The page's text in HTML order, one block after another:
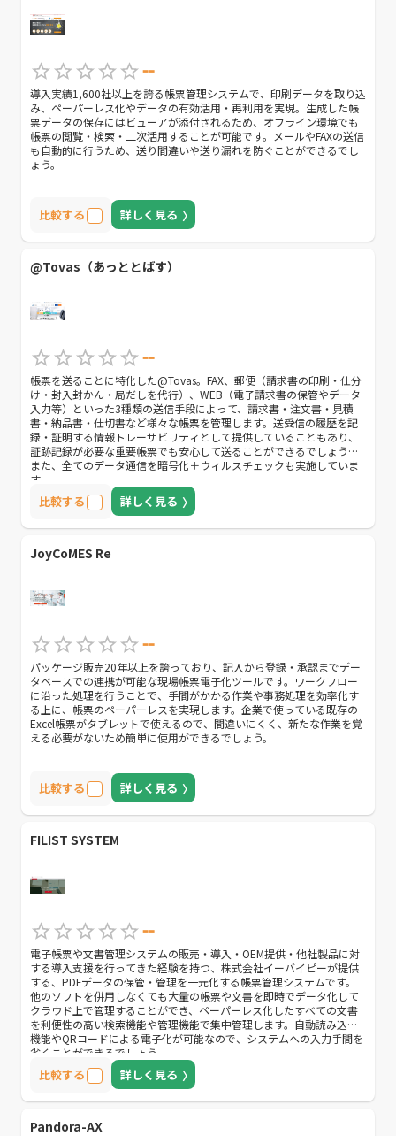
--
導入実績1,600社以上を誇る帳票管理システムで、印刷データを取り込
み、ペーパーレス化やデータの有効活用・再利用を実現。生成した帳
票データの保存にはビューアが添付されるため、オフライン環境でも
帳票の閲覧・検索・二次活用することが可能です。メールやFAXの送信
も自動的に行うため、送り間違いや送り漏れを防ぐことができるでし
ょう。
比較する 詳しく見る
@Tovas（あっととばす）
--
帳票を送ることに特化した@Tovas。FAX、郵便（請求書の印刷・仕分
け・封入封かん・局だしを代行）、WEB（電子請求書の保管やデータ
入力等）といった3種類の送信手段によって、請求書・注文書・見積
書・納品書・仕切書など様々な帳票を管理します。送受信の履歴を記
録・証明する情報トレーサビリティとして提供していることもあり、
証跡記録が必要な重要帳票でも安心して送ることができるでしょう。
また、全てのデータ通信を暗号化＋ウィルスチェックも実施していま
す。
比較する 詳しく見る
JoyCoMES Re
--
パッケージ販売20年以上を誇っており、記入から登録・承認までデー
タベースでの連携が可能な現場帳票電子化ツールです。ワークフロー
に沿った処理を行うことで、手間がかかる作業や事務処理を効率化す
る上に、帳票のペーパーレスを実現します。企業で使っている既存の
Excel帳票がタブレットで使えるので、間違いにくく、新たな作業を覚
える必要がないため簡単に使用ができるでしょう。
比較する 詳しく見る
FILIST SYSTEM
--
電子帳票や文書管理システムの販売・導入・OEM提供・他社製品に対
する導入支援を行ってきた経験を持つ、株式会社イーバイピーが提供
する、PDFデータの保管・管理を一元化する帳票管理システムです。
他のソフトを併用しなくても大量の帳票や文書を即時でデータ化して
クラウド上で管理することができ、ペーパーレス化したすべての文書
を利便性の高い検索機能や管理機能で集中管理します。自動読み込み
機能やQRコードによる電子化が可能なので、システムへの入力手間を
省くことができるでしょう。
比較する 詳しく見る
Pandora-AX